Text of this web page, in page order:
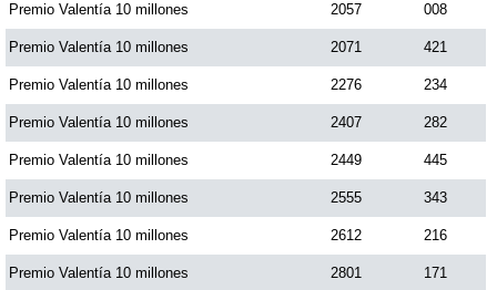
Premio Valentía 10 millones 2057 008
Premio Valentía 10 millones 2071 421
Premio Valentía 10 millones 2276 234
Premio Valentía 10 millones 2407 282
Premio Valentía 10 millones 2449 445
Premio Valentía 10 millones 2555 343
Premio Valentía 10 millones 2612 216
Premio Valentía 10 millones 2801 171